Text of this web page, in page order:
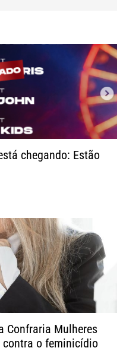
chegando: Estão
Confraria Mulheres
o feminicídio